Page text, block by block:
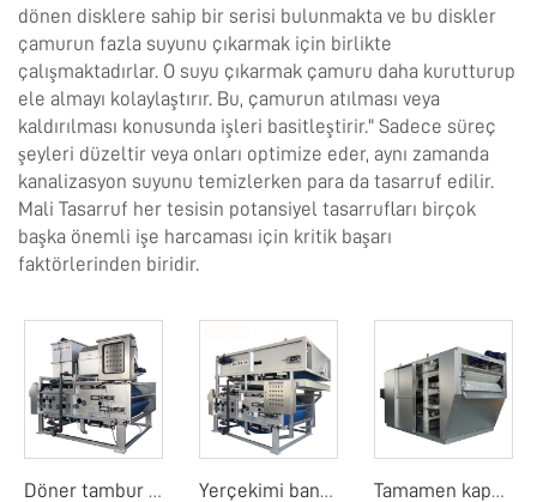
dönen disklere sahip bir serisi bulunmakta ve bu diskler
çamurun fazla suyunu çıkarmak için birlikte
çalışmaktadırlar. O suyu çıkarmak çamuru daha kurutturup
ele almayı kolaylaştırır. Bu, çamurun atılması veya
kaldırılması konusunda işleri basitleştirir." Sadece süreç
şeyleri düzeltir veya onları optimize eder, aynı zamanda
kanalizasyon suyunu temizlerken para da tasarruf edilir.
Mali Tasarruf her tesisin potansiyel tasarrufları birçok
başka önemli işe harcaması için kritik başarı
faktörlerinden biridir.
Döner tambur bant filtre basıncı Yerçekimi bant filtre basıncı Tamamen kapalı yerçekimi kemer süzgeç presi